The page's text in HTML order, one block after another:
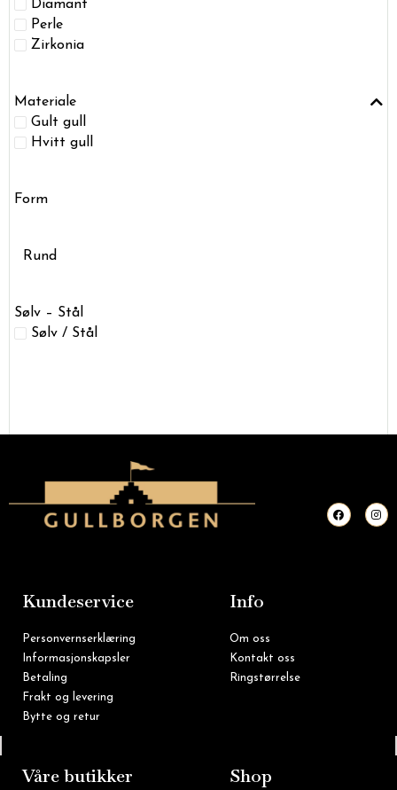
Diamant
Perle
Zirkonia
Materiale
Gult gull
Hvitt gull
Form
Rund
Sølv – Stål
Sølv / Stål
F
a
c
I
n
s
Kundeservice
Personvernserklæring
Informasjonskapsler
Betaling
Frakt og levering
Bytte og retur
Info
Om oss
Kontakt oss
Ringstørrelse
Våre butikker Shop